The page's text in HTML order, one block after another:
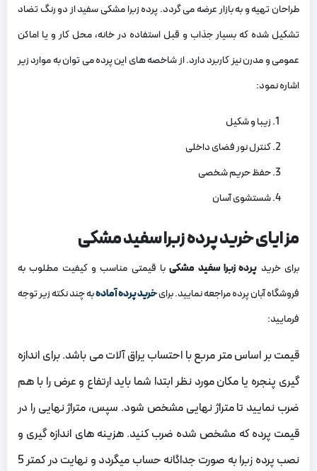
طراحان تهیه و به بازار عرضه می گردد. پرده زبرا مشکی سفید از دو رنگ تضاد
تشکیل شده که بسیار جذاب و قبل استفاده در خانه، محل کار و یا اماکن
عمومی و مدرن نیز کاربرد دارد. از شاخصه های این پرده می توان به موارد زیر
اشاره نمود:
زیبا و شکیل
کنترل نور فضای داخلی
حفظ حریم شخصی
شستشوی آسان
مزایای خرید پرده زبرا سفید مشکی
برای خرید پرده زبرا سفید مشکیبا قیمتی مناسب و کیفیت مطلوب به
فروشگاه آبان پرده مراجعه نمایید. برایخرید پرده آمادهبه چند نکته زیر توجه
فرمایید:
قیمت بر اساس متر مربع با احتساب یراق آلات می باشد. برای اندازه
گیری پنجره یا مکان مورد نظر ابتدا شما باید ارتفاع و عرض را با هم
ضرب نمایید تا متراژ نهایی مشخص شود. سپس، متراژ نهایی را در
قیمت پرده که مشخص شده ضرب کنید. هزینه‌ های اندازه گیری و
نصب پرده زبرا به صورت جداگانه حساب میگردد و نهایت در کمتر 5